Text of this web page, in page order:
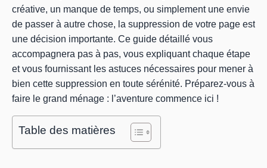
créative, un manque de temps, ou simplement une envie
de passer à autre chose, la suppression de votre page est
une décision importante. Ce guide détaillé vous
accompagnera pas à pas, vous expliquant chaque étape
et vous fournissant les astuces nécessaires pour mener à
bien cette suppression en toute sérénité. Préparez-vous à
faire le grand ménage : l’aventure commence ici !
Table des matières